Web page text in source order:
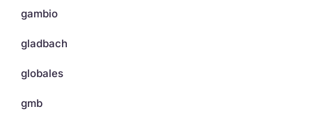
gambio
gladbach
globales
gmb